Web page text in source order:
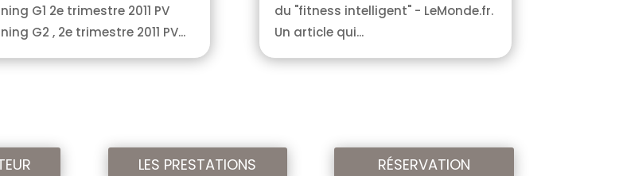
G1 2e trimestre 2011 PV
G2 , 2e trimestre 2011 PV...
du "fitness intelligent" - LeMonde.fr.
Un article qui...
LES PRESTATIONS RÉSERVATION